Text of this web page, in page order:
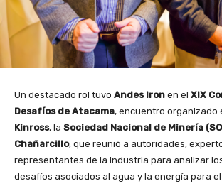
Un destacado rol tuvo Andes Iron en el XIX
Desafíos de Atacama, encuentro organizado
Kinross, la Sociedad Nacional de Minería
Chañarcillo, que reunió a autoridades,
representantes de la industria para analizar
desafíos asociados al agua y la energía para